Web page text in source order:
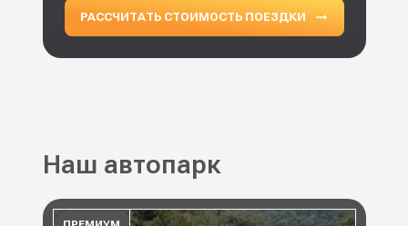
РАССЧИТАТЬ СТОИМОСТЬ ПОЕЗДКИ
Наш автопарк